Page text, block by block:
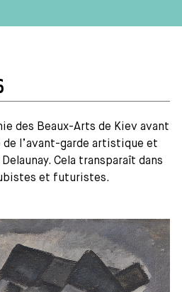
des Beaux-Arts de Kiev avant
l’avant-garde artistique et
Cela transparaît dans
et futuristes.